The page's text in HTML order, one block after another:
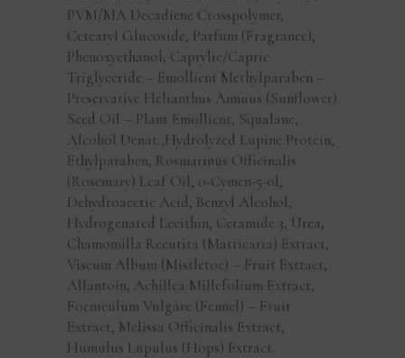
PVM/MA Decadiene Crosspolymer,
Cetearyl Glucoside, Parfum (Fragrance),
Phenoxyethanol, Caprylic/Capric
Triglyceride – Emollient Methylparaben –
Preservative Helianthus Annuus (Sunflower)
Seed Oil – Plant Emollient, Squalane,
Alcohol Denat.,Hydrolyzed Lupine Protein,
Ethylparaben, Rosmarinus Officinalis
(Rosemary) Leaf Oil, o-Cymen-5-ol,
Dehydroacetic Acid, Benzyl Alcohol,
Hydrogenated Lecithin, Ceramide 3, Urea,
Chamomilla Recutita (Matricaria) Extract,
Viscum Album (Mistletoe) – Fruit Extract,
Allantoin, Achillea Millefolium Extract,
Foeniculum Vulgare (Fennel) – Fruit
Extract, Melissa Officinalis Extract,
Humulus Lupulus (Hops) Extract.